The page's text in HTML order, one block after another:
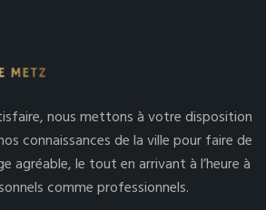
nous mettons à votre disposition
connaissances de la ville pour faire de
agréable, le tout en arrivant à l’heure à
comme professionnels.